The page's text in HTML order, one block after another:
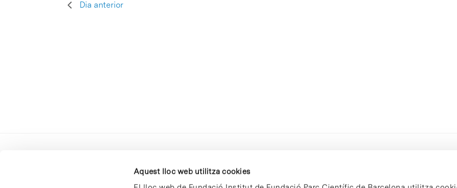
Aquest lloc web utilitza cookies
Dia anterior